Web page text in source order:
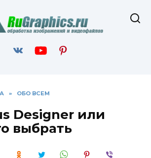
» ОБО ВСЕМ
Designer или
выбрать